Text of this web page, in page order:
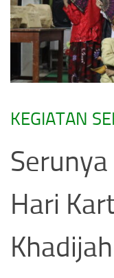
KEGIATAN
Hari